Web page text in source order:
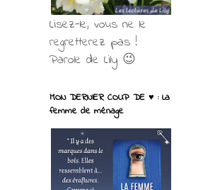
Lisez-le, vous ne le
regretterez pas !
Parole de Lily 😉
MON DERNIER COUP DE ♥ : La
femme de ménage